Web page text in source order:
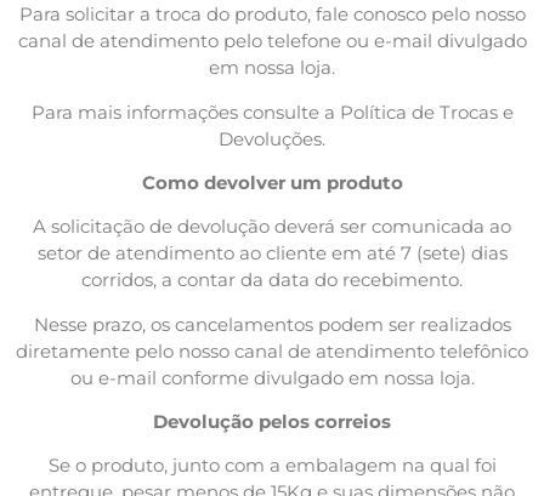
Para solicitar a troca do produto, fale conosco pelo nosso
canal de atendimento pelo telefone ou e-mail divulgado
em nossa loja.
Para mais informações consulte a Política de Trocas e
Devoluções.
Como devolver um produto
A solicitação de devolução deverá ser comunicada ao
setor de atendimento ao cliente em até 7 (sete) dias
corridos, a contar da data do recebimento.
Nesse prazo, os cancelamentos podem ser realizados
diretamente pelo nosso canal de atendimento telefônico
ou e-mail conforme divulgado em nossa loja.
Devolução pelos correios
Se o produto, junto com a embalagem na qual foi